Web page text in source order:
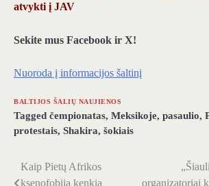
atvykti į JAV
Sekite mus Facebook ir X!
Nuoroda į informacijos šaltinį
BALTIJOS ŠALIŲ NAUJIENOS
Tagged čempionatas, Meksikoje, pasaulio,
protestais, Shakira, šokiais
Navigacija
Kaip Pietų Afrikos
ksenofobija kenkia
organizatoriai